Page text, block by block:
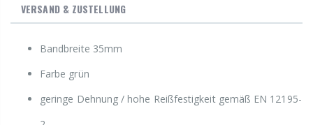
VERSAND & ZUSTELLUNG
Bandbreite 35mm
Farbe grün
geringe Dehnung / hohe Reißfestigkeit gemäß EN 12195-